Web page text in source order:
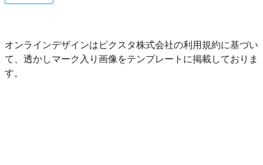
オンラインデザインはピクスタ株式会社の利用規約に基づい
て、透かしマーク入り画像をテンプレートに掲載しておりま
す。